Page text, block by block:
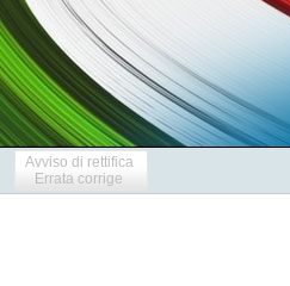
Avviso di rettifica
Errata corrige